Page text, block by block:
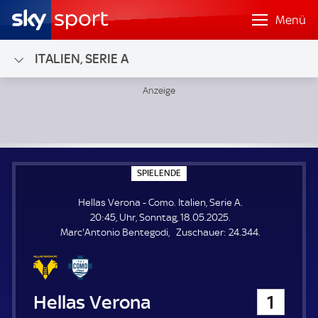
Menü
ITALIEN, SERIE A
SPIELENDE
P
E
L
E
N
Hellas Verona - Como. Italien, Serie A.
20:45, Uhr, Sonntag, 18.05.2025.
Marc'Antonio Bentegodi
Zuschauer: Z
24.344.
Hellas Verona 1